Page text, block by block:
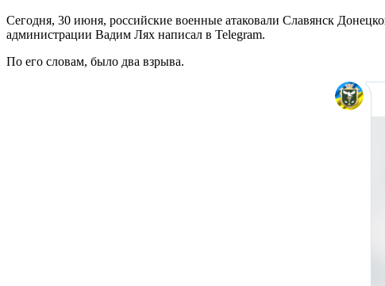
Сегодня, 30 июня, российские военные атаковали Славянск
администрации Вадим Лях написал в Telegram.
По его словам, было два взрыва.